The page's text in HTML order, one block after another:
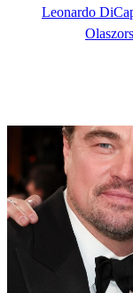
Leonardo